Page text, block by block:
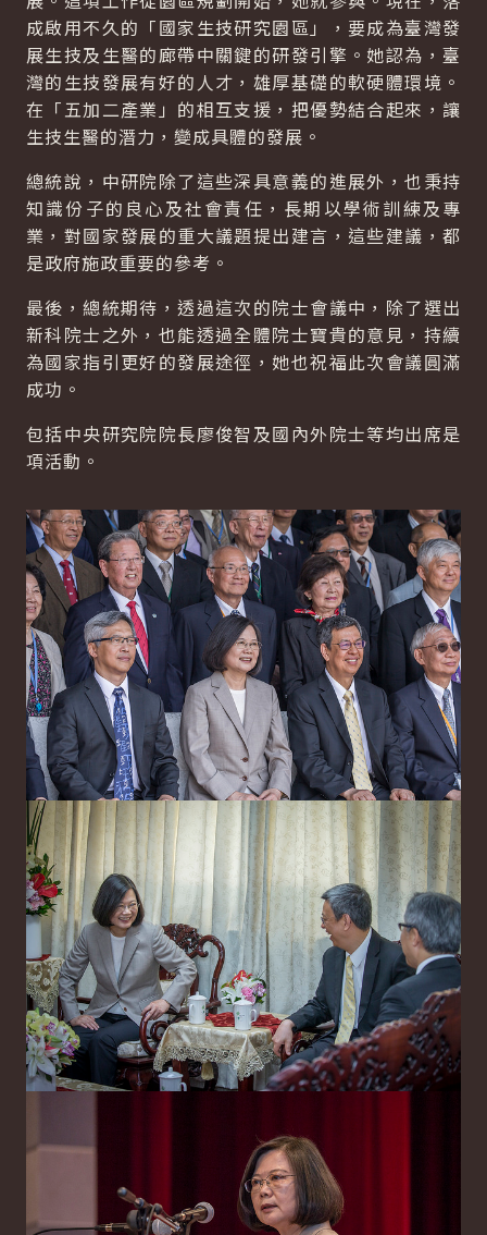
成啟用不久的「國家生技研究園區」，要成為臺灣發
展生技及生醫的廊帶中關鍵的研發引擎。她認為，臺
灣的生技發展有好的人才，雄厚基礎的軟硬體環境。
在「五加二產業」的相互支援，把優勢結合起來，讓
生技生醫的潛力，變成具體的發展。
總統說，中研院除了這些深具意義的進展外，也秉持
知識份子的良心及社會責任，長期以學術訓練及專
業，對國家發展的重大議題提出建言，這些建議，都
是政府施政重要的參考。
最後，總統期待，透過這次的院士會議中，除了選出
新科院士之外，也能透過全體院士寶貴的意見，持續
為國家指引更好的發展途徑，她也祝福此次會議圓滿
成功。
包括中央研究院院長廖俊智及國內外院士等均出席是
項活動。